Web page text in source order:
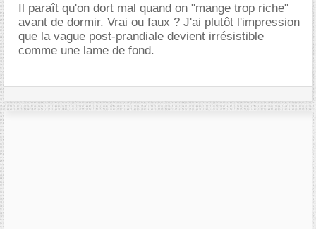
Il paraît qu'on dort mal quand on "mange trop riche"
avant de dormir. Vrai ou faux ? J'ai plutôt l'impression
que la vague post-prandiale devient irrésistible
comme une lame de fond.